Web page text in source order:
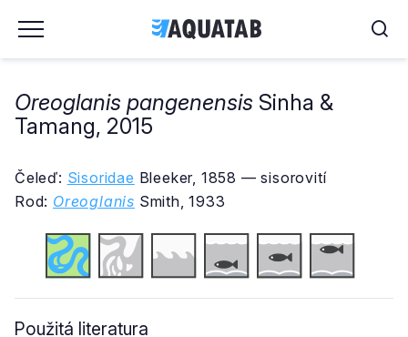
Oreoglanis pangenensis Sinha &
Tamang, 2015
Čeleď: Sisoridae Bleeker, 1858 — sisorovití
Rod: Oreoglanis Smith, 1933
Použitá literatura